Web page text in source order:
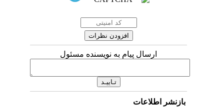
ارسال پیام به نویسنده مسئول
بازنشر اطلاعات